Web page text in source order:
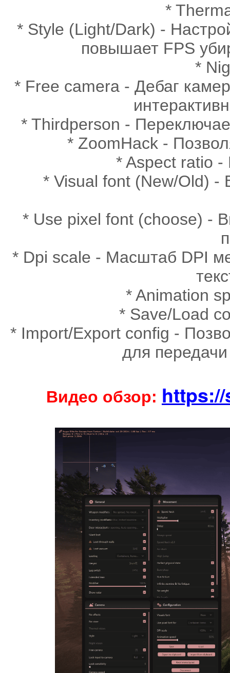
*
* Style (Light/Dark) -
повышает FPS
*
* Free camera - Дебаг
* Thirdperson -
* ZoomHack -
* Aspect ratio
* Visual font (New/Old)
* Use pixel font (choose) -
* Dpi scale - Масштаб DPI
* Animation
* Save/Load
* Import/Export config -
для
Видео обзор: